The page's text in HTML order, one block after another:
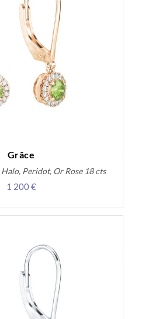
Grâce
Peridot, Or Rose 18 cts
1 200 €